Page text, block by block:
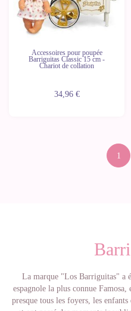
Accessoires pour poupée
Barriguitas Classic 15 cm -
Chariot de collation
34,96 €
1
La marque "Los Barriguitas" a
espagnole la plus connue
presque tous les foyers, les